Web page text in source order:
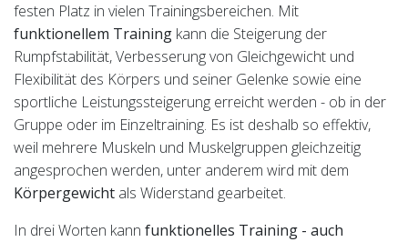
festen Platz in vielen Trainingsbereichen. Mit
funktionellem Training kann die Steigerung der
Rumpfstabilität, Verbesserung von Gleichgewicht und
Flexibilität des Körpers und seiner Gelenke sowie eine
sportliche Leistungssteigerung erreicht werden - ob in der
Gruppe oder im Einzeltraining. Es ist deshalb so effektiv,
weil mehrere Muskeln und Muskelgruppen gleichzeitig
angesprochen werden, unter anderem wird mit dem
Körpergewicht als Widerstand gearbeitet.
In drei Worten kann funktionelles Training - auch